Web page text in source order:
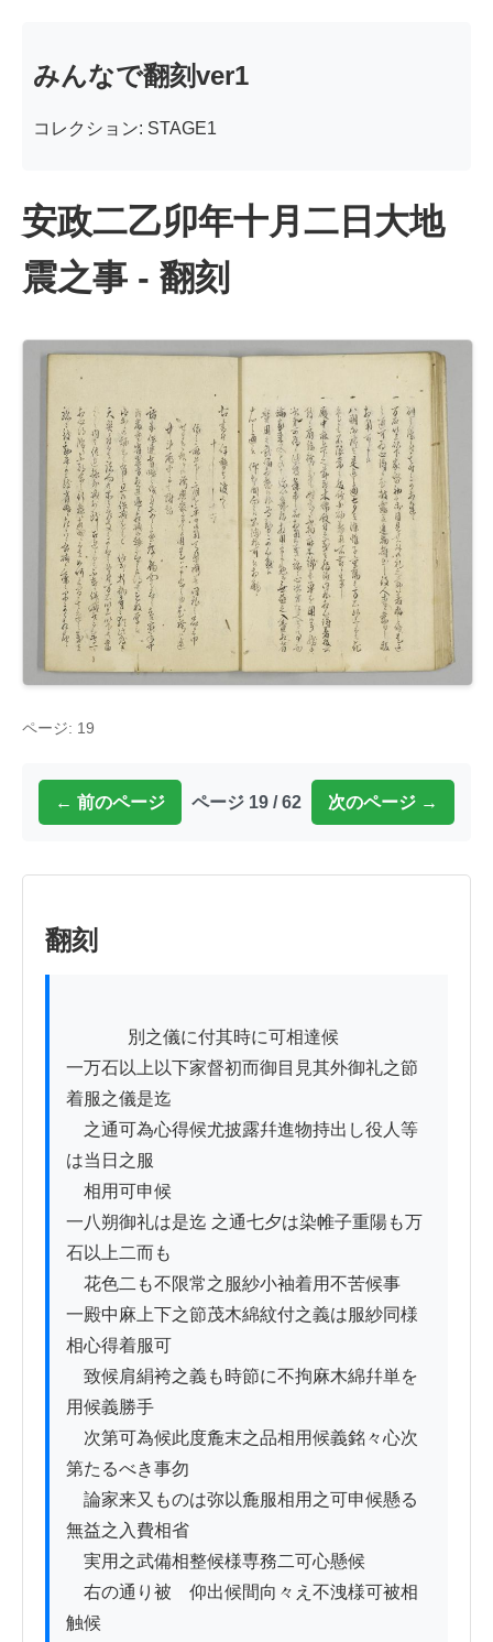
みんなで翻刻ver1
コレクション: STAGE1
安政二乙卯年十月二日大地
震之事 - 翻刻
ページ: 19
← 前のページ ページ 19 / 62 次のページ →
翻刻
一万石以上以下家督初而御目見其外御礼之節
着服之儀是迄
之通可為心得候尤披露幷進物持出し役人等
は当日之服
相用可申候
一八朔御礼は是迄 之通七夕は染帷子重陽も万
石以上二而も
花色二も不限常之服紗小袖着用不苦候事
一殿中麻上下之節茂木綿紋付之義は服紗同様
相心得着服可
致候肩絹袴之義も時節に不拘麻木綿幷単を
用候義勝手
次第可為候此度麁末之品相用候義銘々心次
第たるべき事勿
論家来又ものは弥以麁服相用之可申候懸る
無益之入費相省
実用之武備相整候様専務二可心懸候
右の通り被　仰出候間向々え不洩様可被相
触候